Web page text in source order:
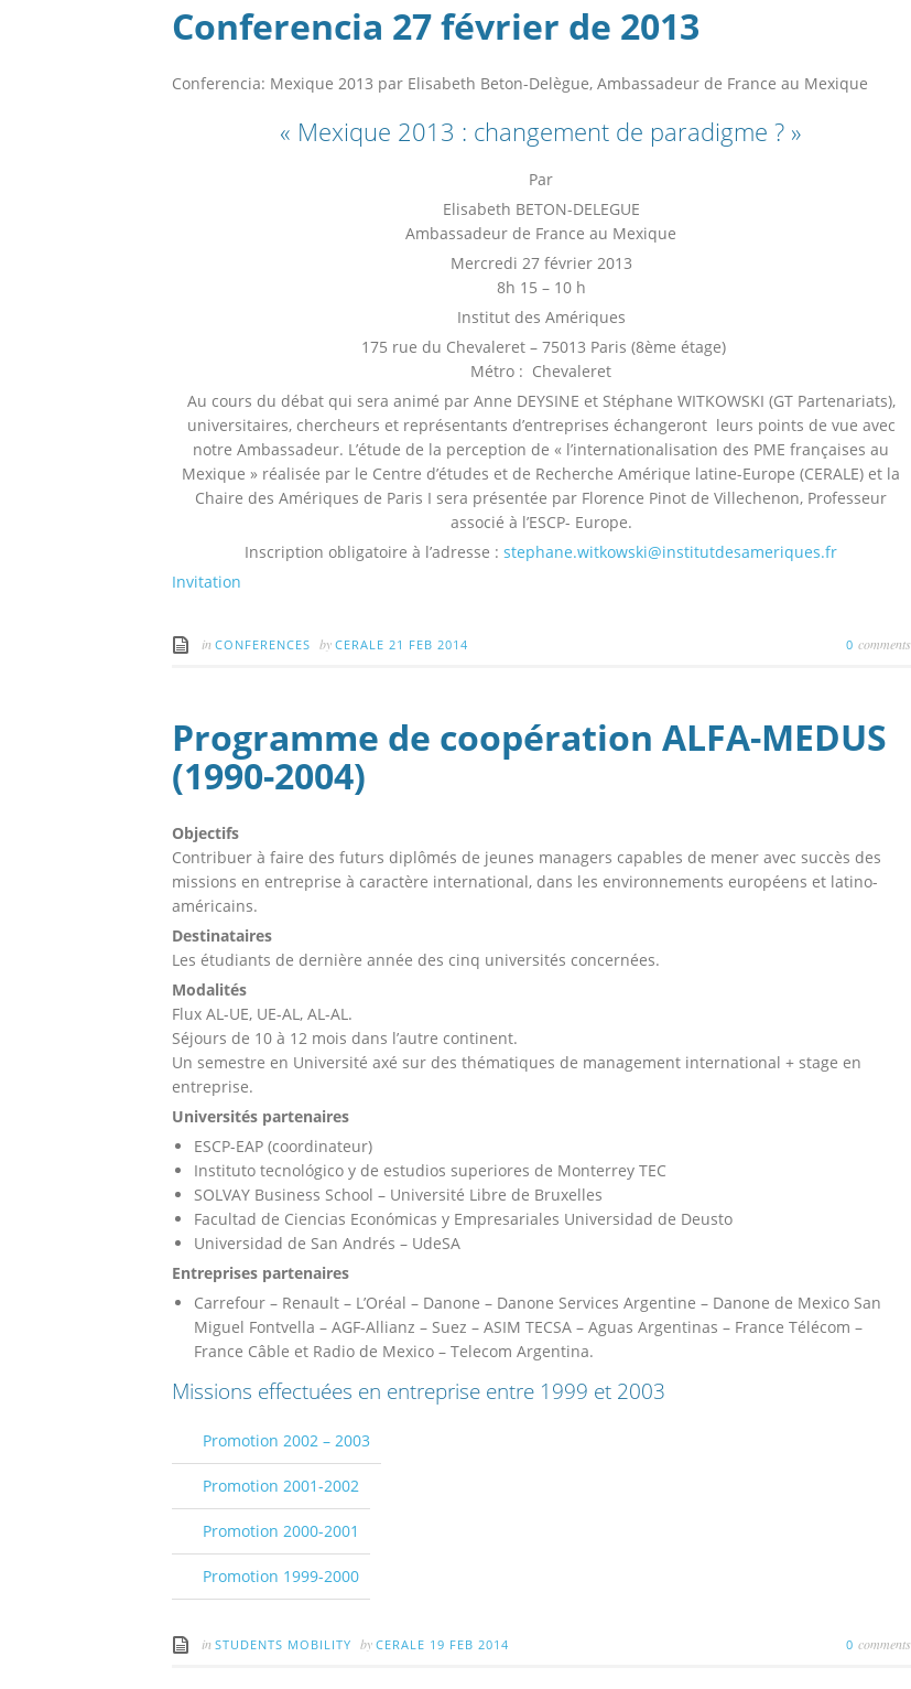
Conferencia 27 février de 2013
Conferencia: Mexique 2013 par Elisabeth Beton-Delègue, Ambassadeur de France au Mexique
« Mexique 2013 : changement de paradigme ? »
Par
Elisabeth BETON-DELEGUE
Ambassadeur de France au Mexique
Mercredi 27 février 2013
8h 15 – 10 h
Institut des Amériques
175 rue du Chevaleret – 75013 Paris (8ème étage)
Métro : Chevaleret
Au cours du débat qui sera animé par Anne DEYSINE et Stéphane WITKOWSKI (GT Partenariats),
universitaires, chercheurs et représentants d’entreprises échangeront leurs points de vue avec
notre Ambassadeur. L’étude de la perception de « l’internationalisation des PME françaises au
Mexique » réalisée par le Centre d’études et de Recherche Amérique latine-Europe (CERALE) et la
Chaire des Amériques de Paris I sera présentée par Florence Pinot de Villechenon, Professeur
associé à l’ESCP- Europe.
Inscription obligatoire à l’adresse :stephane.witkowski@institutdesameriques.fr
Invitation
in CONFERENCES by CERALE 21 FEB 2014 0 comments
Programme de coopération ALFA-MEDUS
(1990-2004)
Objectifs
Contribuer à faire des futurs diplômés de jeunes managers capables de mener avec succès des
missions en entreprise à caractère international, dans les environnements européens et latino-
américains.
Destinataires
Les étudiants de dernière année des cinq universités concernées.
Modalités
Flux AL-UE, UE-AL, AL-AL.
Séjours de 10 à 12 mois dans l’autre continent.
Un semestre en Université axé sur des thématiques de management international + stage en
entreprise.
Universités partenaires
ESCP-EAP (coordinateur)
Instituto tecnológico y de estudios superiores de Monterrey TEC
SOLVAY Business School – Université Libre de Bruxelles
Facultad de Ciencias Económicas y Empresariales Universidad de Deusto
Universidad de San Andrés – UdeSA
Entreprises partenaires
Carrefour – Renault – L’Oréal – Danone – Danone Services Argentine – Danone de Mexico San
Miguel Fontvella – AGF-Allianz – Suez – ASIM TECSA – Aguas Argentinas – France Télécom –
France Câble et Radio de Mexico – Telecom Argentina.
Missions effectuées en entreprise entre 1999 et 2003
Promotion 2002 – 2003
Promotion 2001-2002
Promotion 2000-2001
Promotion 1999-2000
in STUDENTS MOBILITY by CERALE 19 FEB 2014 0 comments